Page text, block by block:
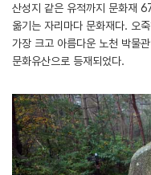
산성지 같은 유적까지 문화재
옮기는 자리마다 문화재다. 오
가장 크고 아름다운 노천 박물
문화유산으로 등재되었다.